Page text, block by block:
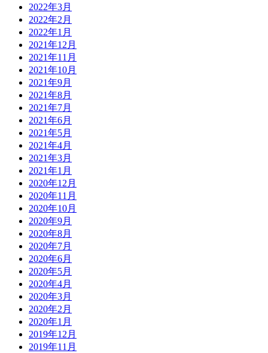
2022年3月
2022年2月
2022年1月
2021年12月
2021年11月
2021年10月
2021年9月
2021年8月
2021年7月
2021年6月
2021年5月
2021年4月
2021年3月
2021年1月
2020年12月
2020年11月
2020年10月
2020年9月
2020年8月
2020年7月
2020年6月
2020年5月
2020年4月
2020年3月
2020年2月
2020年1月
2019年12月
2019年11月